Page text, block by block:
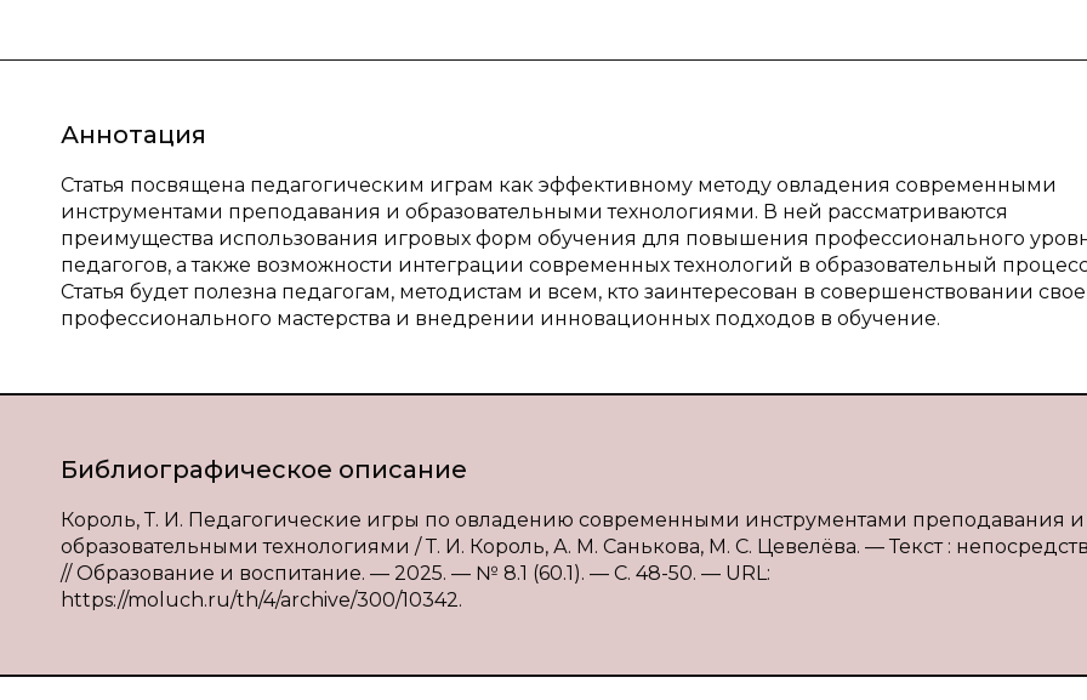
Аннотация
Статья посвящена педагогическим играм как эффективному методу овладения современными
инструментами преподавания и образовательными технологиями. В ней рассматриваются
преимущества использования игровых форм обучения для повышения профессионального
педагогов, а также возможности интеграции современных технологий в образовательный
Статья будет полезна педагогам, методистам и всем, кто заинтересован в совершенствовании
профессионального мастерства и внедрении инновационных подходов в обучение.
Библиографическое описание
Король, Т. И. Педагогические игры по овладению современными инструментами преподавания и
образовательными технологиями / Т. И. Король, А. М. Санькова, М. С. Цевелёва. — Текст :
// Образование и воспитание. — 2025. — № 8.1 (60.1). — С. 48-50. — URL:
https://moluch.ru/th/4/archive/300/10342.